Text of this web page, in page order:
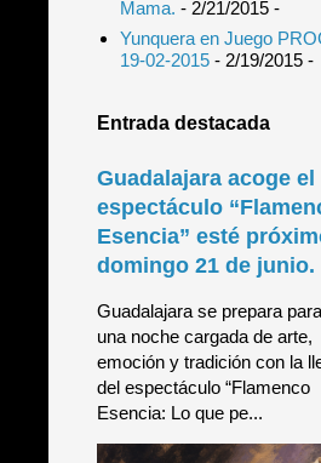
Mama. - 2/21/2015-
Yunquera en Juego
19-02-2015- 2/19/2015-
Entrada destacada
Guadalajara acoge el
espectáculo
Esencia” esté
domingo 21 de junio.
Guadalajara se prepara
una noche cargada de arte,
emoción y tradición con la
del espectáculo “Flamenco
Esencia: Lo que pe...